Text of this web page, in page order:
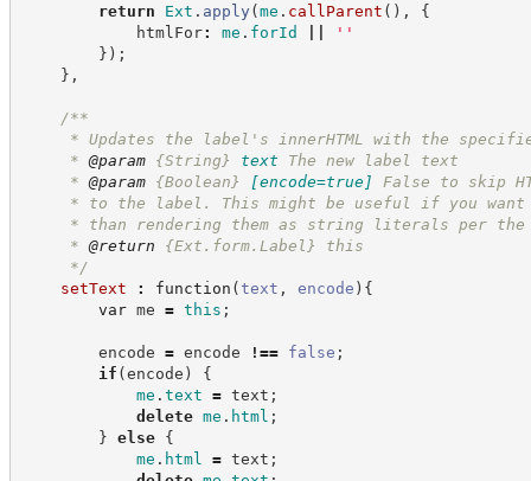
return
Ext . apply (me . callParent ( ) ,
{
htmlFor: me . forId ' '
} ) ;
} ,
/**
* Updates the label's innerHTML with the
* @param {String} text
The new label text
* @param {Boolean} [encode=true]
False to skip
* to the label. This might be useful if you want
* than rendering them as string literals per the
* @return {Ext.form.Label}
this
*/
setText
: function (text , encode ) {
var me = this ;
encode = encode !== false ;
if (encode )
{
me . text = text ;
delete me . html ;
} else
{
me . html = text ;